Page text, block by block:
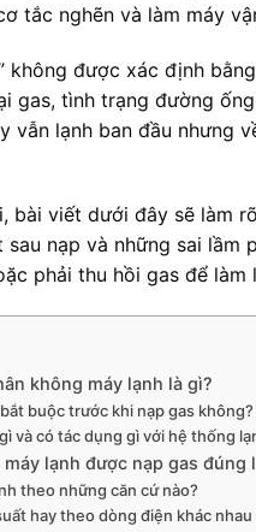
tắc nghẽn và làm máy
không được xác định
gas, tình trạng đường
vẫn lạnh ban đầu nhưng
viết dưới đây sẽ làm
sau nạp và những sai
phải thu hồi gas để làm
không máy lạnh là gì?
buộc trước khi nạp gas không?
và có tác dụng gì với hệ thống
lạnh được nạp gas đúng
theo những căn cứ nào?
hay theo dòng điện khác